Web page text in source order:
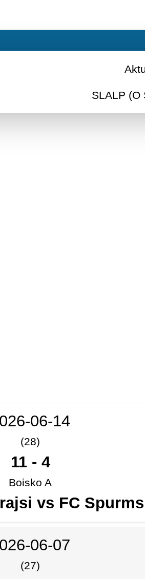
SLALP (O
06-14
(28)
11- 4
Boisko A
vs FC Spurms
06-07
(27)